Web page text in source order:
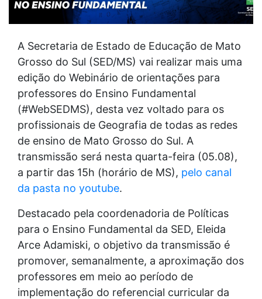
A Secretaria de Estado de Educação de Mato
Grosso do Sul (SED/MS) vai realizar mais uma
edição do Webinário de orientações para
professores do Ensino Fundamental
(#WebSEDMS), desta vez voltado para os
profissionais de Geografia de todas as redes
de ensino de Mato Grosso do Sul. A
transmissão será nesta quarta-feira (05.08),
a partir das 15h (horário de MS), pelo canal
da pasta no youtube.
Destacado pela coordenadoria de Políticas
para o Ensino Fundamental da SED, Eleida
Arce Adamiski, o objetivo da transmissão é
promover, semanalmente, a aproximação dos
professores em meio ao período de
implementação do referencial curricular da